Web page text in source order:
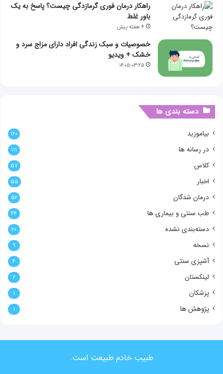
راهکار درمان فوری گرمازدگی چیست؟ پاسخ به یک
باور غلط
۴ هفته پیش
خصوصیات و سبک زندگی افراد دارای مزاج سرد و
خشک + ویدیو
۱۴۰۵-۰۳-۲۵
دسته بندی ها
بیاموزید ۱۲۰
در رسانه ها ۱۱۱
کلاس ۵۷
اخبار ۵۵
درمان شدگان ۵۲
طب سنتی و بیماری ها ۴۴
دسته‌بندی نشده ۲۰
نسخه ۹
آشپزی سنتی ۴
لینکستان ۲
پزشکان ۱
پژوهش ها ۱
طبیب خادم طبیعت است.